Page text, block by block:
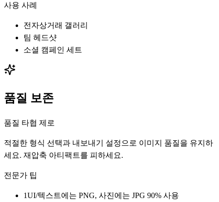
사용 사례
전자상거래 갤러리
팀 헤드샷
소셜 캠페인 세트
품질 보존
품질 타협 제로
적절한 형식 선택과 내보내기 설정으로 이미지 품질을 유지하
세요. 재압축 아티팩트를 피하세요.
전문가 팁
1UI/텍스트에는 PNG, 사진에는 JPG 90% 사용